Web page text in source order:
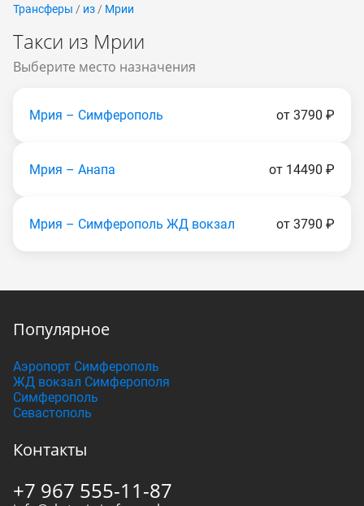
Трансферы / из / Мрии
Такси из Мрии
Выберите место назначения
Мрия – Симферополь от 3790 ₽
Мрия – Анапа от 14490 ₽
Мрия – Симферополь ЖД вокзал от 3790 ₽
Популярное
Аэропорт Симферополь
ЖД вокзал Симферополя
Симферополь
Севастополь
Контакты
+7 967 555-11-87